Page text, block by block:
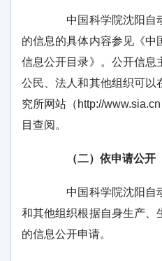
中国科学院沈阳自
的信息的具体内容参见《中
信息公开目录》。公开信息
公民、法人和其他组织可以
究所网站（ http://www.sia.cn
目查阅。
（二）依申请公开
中国科学院沈阳自动
和其他组织根据自身生产、
的信息公开申请。